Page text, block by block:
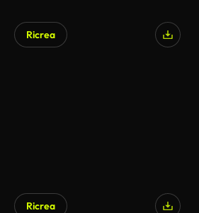
Ricrea
Ricrea